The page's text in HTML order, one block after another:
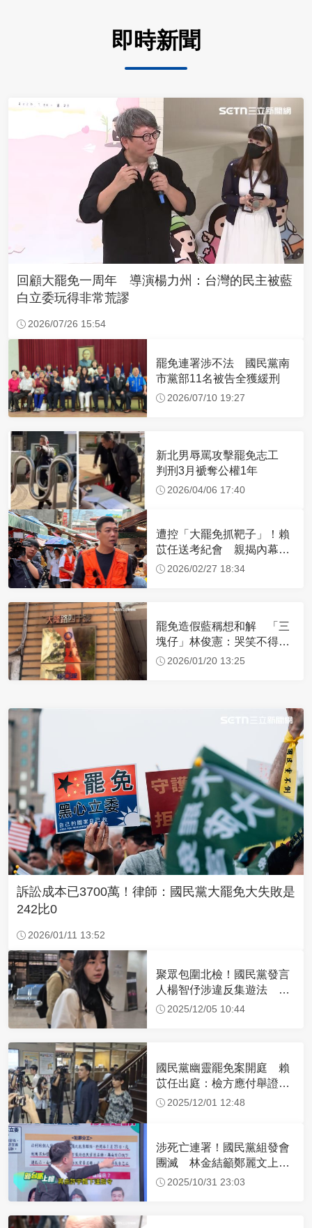
即時新聞
回顧大罷免一周年 導演楊力州：台灣的民主被藍
白立委玩得非常荒謬
2026/07/26 15:54
罷免連署涉不法 國民黨南
市黨部11名被告全獲緩刑
2026/07/10 19:27
新北男辱罵攻擊罷免志工
判刑3月褫奪公權1年
2026/04/06 17:40
遭控「大罷免抓靶子」！賴
苡任送考紀會 親揭內幕：
我只說這5字
2026/02/27 18:34
罷免造假藍稱想和解 「三
塊仔」林俊憲：哭笑不得！
跨越紅線難善了
2026/01/20 13:25
訴訟成本已3700萬！律師：國民黨大罷免大失敗是
242比0
2026/01/11 13:52
聚眾包圍北檢！國民黨發言
人楊智伃涉違反集遊法 現
身北檢畫面曝光
2025/12/05 10:44
國民黨幽靈罷免案開庭 賴
苡任出庭：檢方應付舉證責
任 2025/12/01 12:48
涉死亡連署！國民黨組發會
團滅 林金結籲鄭麗文上任
做這事
2025/10/31 23:03